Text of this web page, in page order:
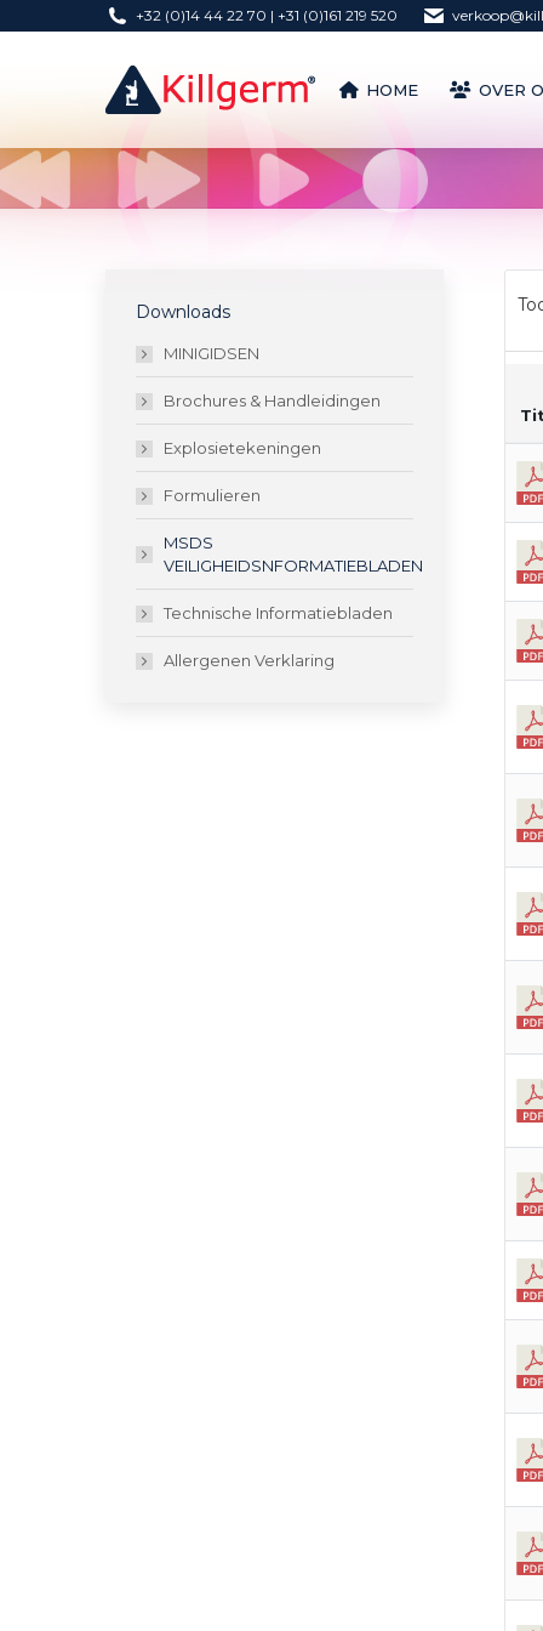
+32 (0)14 44 22 70 | +31 (0)161 219 520
HOME OVER
Downloads
MINIGIDSEN
Brochures & Handleidingen
Explosietekeningen
Formulieren
MSDS
VEILIGHEIDSNFORMATIEBLADEN
Technische Informatiebladen
Allergenen Verklaring